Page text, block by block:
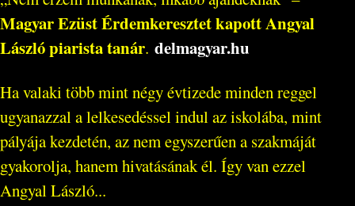
Magyar Ezüst Érdemkeresztet kapott Angyal
László piarista tanár. delmagyar.hu
Ha valaki több mint négy évtizede minden reggel
ugyanazzal a lelkesedéssel indul az iskolába, mint
pályája kezdetén, az nem egyszerűen a szakmáját
gyakorolja, hanem hivatásának él. Így van ezzel
Angyal László...